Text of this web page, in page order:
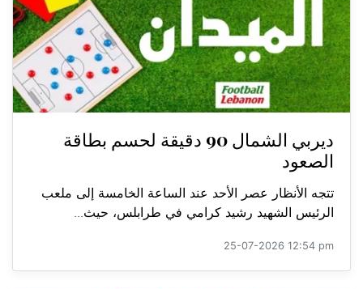
ديربي الشمال 90 دقيقة لحسم بطاقة
الصعود
تتجه الأنظار عصر الأحد عند الساعة الخامسة إلى ملعب
الرئيس الشهيد رشيد كرامي في طرابلس، حيث...
25-07-2026 12:54 pm